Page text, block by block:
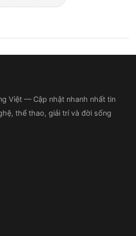
Việt — Cập nhật nhanh nhất tin
thể thao, giải trí và đời sống